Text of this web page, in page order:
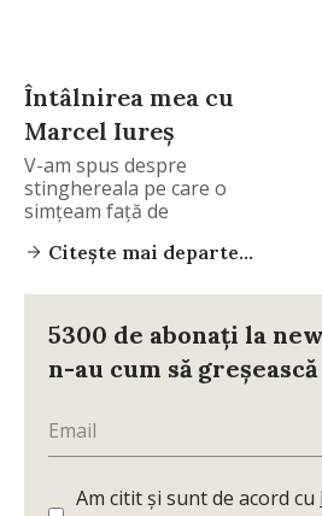
Întâlnirea mea cu
Marcel Iureș
V-am spus despre
stinghereala pe care o
simțeam față de
Citește mai departe...
5300 de abonați la
n-au cum să greșească
Am citit și sunt de acord cu